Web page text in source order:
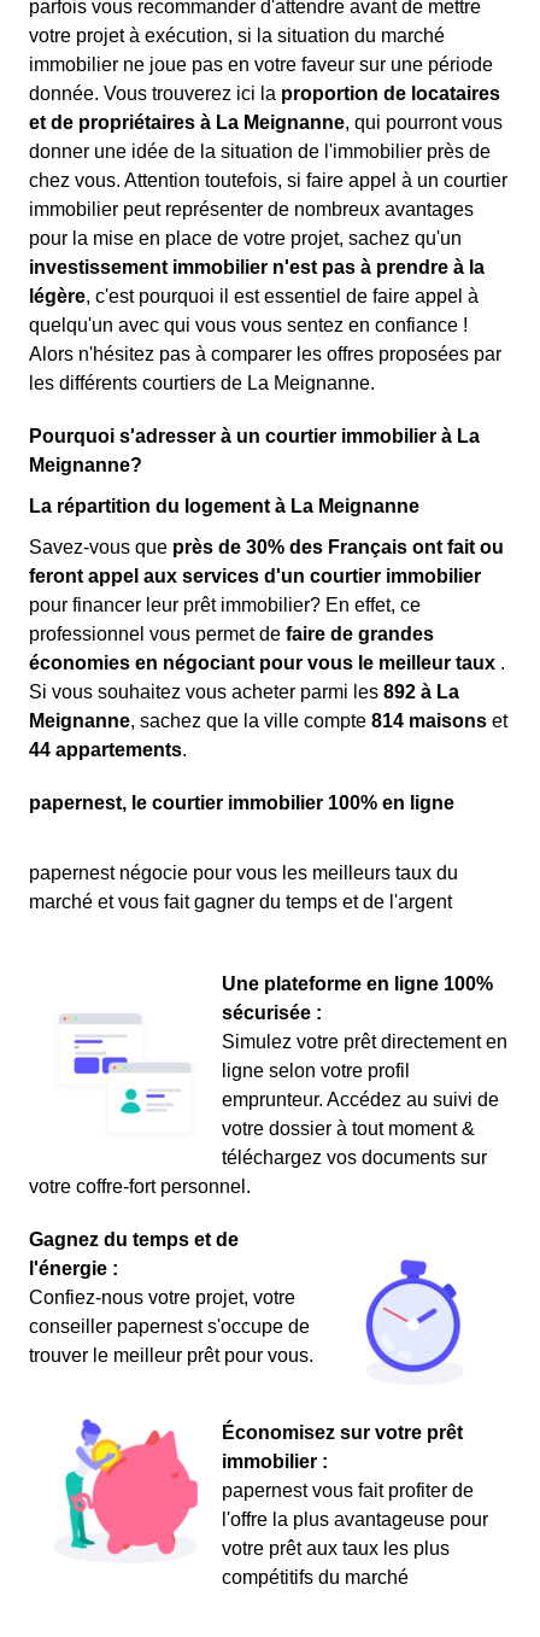
parfois vous recommander d'attendre avant de mettre
votre projet à exécution, si la situation du marché
immobilier ne joue pas en votre faveur sur une période
donnée. Vous trouverez ici la proportion de locataires
et de propriétaires à La Meignanne, qui pourront vous
donner une idée de la situation de l'immobilier près de
chez vous. Attention toutefois, si faire appel à un courtier
immobilier peut représenter de nombreux avantages
pour la mise en place de votre projet, sachez qu'un
investissement immobilier n'est pas à prendre à la
légère, c'est pourquoi il est essentiel de faire appel à
quelqu'un avec qui vous vous sentez en confiance !
Alors n'hésitez pas à comparer les offres proposées par
les différents courtiers de La Meignanne.
Pourquoi s'adresser à un courtier immobilier à La
Meignanne?
La répartition du logement à La Meignanne
Savez-vous que près de 30% des Français ont fait ou
feront appel aux services d'un courtier immobilier
pour financer leur prêt immobilier? En effet, ce
professionnel vous permet de faire de grandes
économies en négociant pour vous le meilleur taux .
Si vous souhaitez vous acheter parmi les 892 à La
Meignanne, sachez que la ville compte 814 maisons et
44 appartements.
papernest, le courtier immobilier 100% en ligne
papernest négocie pour vous les meilleurs taux du
marché et vous fait gagner du temps et de l'argent
Une plateforme en ligne 100%
sécurisée :
Simulez votre prêt directement en
ligne selon votre profil
emprunteur. Accédez au suivi de
votre dossier à tout moment &
téléchargez vos documents sur
votre coffre-fort personnel.
Gagnez du temps et de
l'énergie :
Confiez-nous votre projet, votre
conseiller papernest s'occupe de
trouver le meilleur prêt pour vous.
Économisez sur votre prêt
immobilier :
papernest vous fait profiter de
l'offre la plus avantageuse pour
votre prêt aux taux les plus
compétitifs du marché